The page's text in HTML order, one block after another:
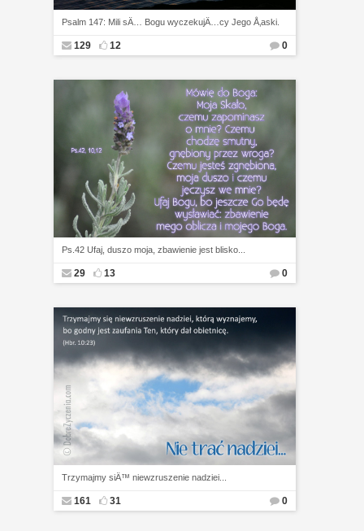
Psalm 147: Mili sÄ… Bogu wyczekujÄ…cy Jego Å‚aski.
129 12 0
Ps.42 Ufaj, duszo moja, zbawienie jest blisko...
29 13 0
Trzymajmy siÄ™ niewzruszenie nadziei...
161 31 0